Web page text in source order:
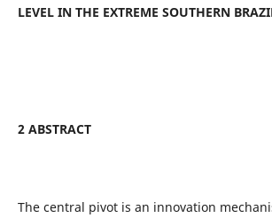
LEVEL IN THE EXTREME SOUTHERN
2 ABSTRACT
The central pivot is an innovation